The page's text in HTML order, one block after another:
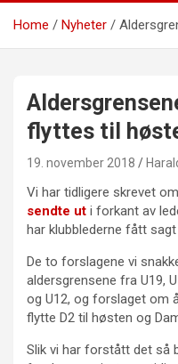
Home Nyheter
flyttes til
19. november 2018
Vi har tidligere skrevet
sendte ut i forkant av
har klubblederne fått
De to forslagene vi
aldersgrensene fra U19,
og U12, og forslaget om
flytte D2 til høsten og
Slik vi har forstått det så